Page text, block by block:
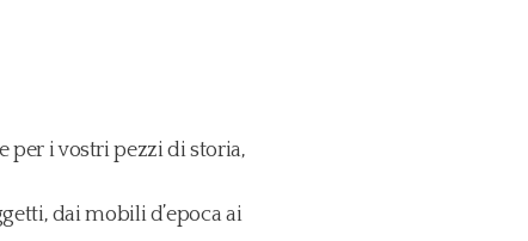
per i vostri pezzi di storia,
dai mobili d’epoca ai